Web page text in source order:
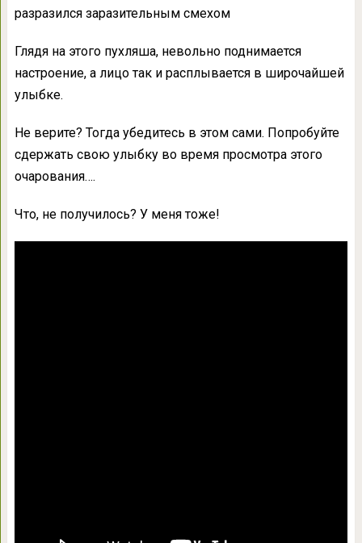
разразился заразительным смехом
Глядя на этого пухляша, невольно поднимается
настроение, а лицо так и расплывается в широчайшей
улыбке.
Не верите? Тогда убедитесь в этом сами. Попробуйте
сдержать свою улыбку во время просмотра этого
очарования….
Что, не получилось? У меня тоже!